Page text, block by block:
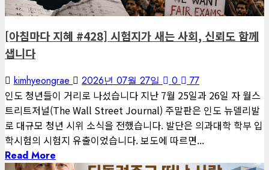
[아침마다 지혜 #428] 시험지가 새는 사회, 신뢰도 함께
샙니다
kimhyeongrae 2026년 07월 27일 0 77
인도 청년들이 거리로 나섰습니다 지난 7월 25일과 26일 자 월스
트리트저널(The Wall Street Journal) 주말판은 인도 뉴델리발
로 대규모 청년 시위 소식을 전했습니다. 발단은 의과대학 학부 입
학시험의 시험지 유출이었습니다. 보도에 따르면...
Read More